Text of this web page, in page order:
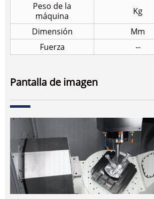
Peso de la
máquina
Kg
Dimensión
Mm
Fuerza
--
Pantalla de imagen